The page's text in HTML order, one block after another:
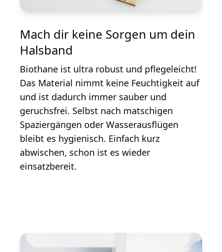
Mach dir keine Sorgen um dein
Halsband
Biothane ist ultra robust und pflegeleicht!
Das Material nimmt keine Feuchtigkeit auf
und ist dadurch immer sauber und
geruchsfrei. Selbst nach matschigen
Spaziergängen oder Wasserausflügen
bleibt es hygienisch. Einfach kurz
abwischen, schon ist es wieder
einsatzbereit.